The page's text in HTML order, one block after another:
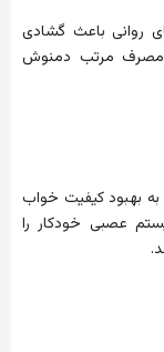
روانی باعث گشادی
مرتب دمنوش
بهبود کیفیت خواب
عصبی خودکار را